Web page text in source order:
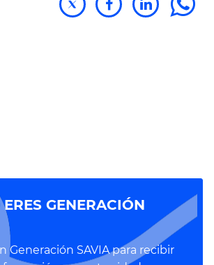
GENERACIÓN
Generación SAVIA para recibir